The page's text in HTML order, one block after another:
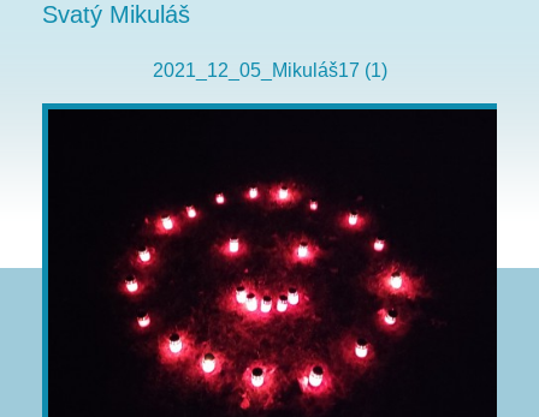
Svatý Mikuláš
2021_12_05_Mikuláš17 (1)